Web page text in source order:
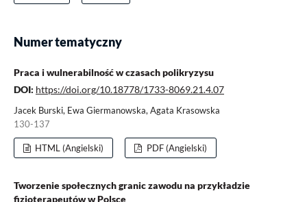
Numer tematyczny
Praca i wulnerabilność w czasach polikryzysu
DOI: https://doi.org/10.18778/1733-8069.21.4.07
Jacek Burski, Ewa Giermanowska, Agata Krasowska
130-137
HTML (Angielski) PDF (Angielski)
Tworzenie społecznych granic zawodu na przykładzie
fizjoterapeutów w Polsce